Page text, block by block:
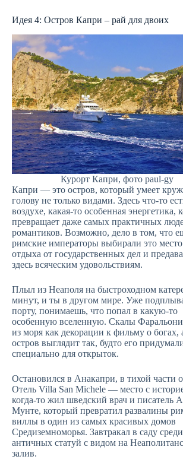
Идея 4: Остров Капри – рай для двоих
Курорт Капри, фото paul-gy
Капри — это остров, который умеет
голову не только видами. Здесь что-то
воздухе, какая-то особенная энергетика,
превращает даже самых практичных
романтиков. Возможно, дело в том, что
римские императоры выбирали это
отдыха от государственных дел и
здесь всяческим удовольствиям.
Плыл из Неаполя на быстроходном
минут, и ты в другом мире. Уже
порту, понимаешь, что попал в какую-то
особенную вселенную. Скалы Фаральони
из моря как декорации к фильму о богах,
остров выглядит так, будто его
специально для открыток.
Остановился в Анакапри, в тихой части
Отель Villa San Michele — место с
когда-то жил шведский врач и писатель
Мунте, который превратил развалины
виллы в один из самых красивых домов
Средиземноморья. Завтракал в саду среди
античных статуй с видом на
залив.